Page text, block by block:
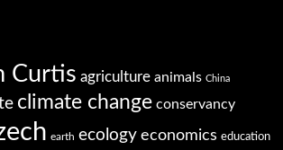
Curtis agriculture animals China
climate change conservancy
earth ecology economics education